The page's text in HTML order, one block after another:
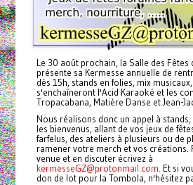
Le 30 août prochain, la Salle des Fêtes
présente sa Kermesse annuelle de
dès 15h, stands en folies, mix
s'enchaîneront l'Acid Karaoké et les
Tropacabana, Matière Danse et Jean-
Nous réalisons donc un appel à
les bienvenus, allant de vos jeux de
farfelus, des ateliers à plusieurs ou de
ramener votre merch et vos créations.
venue et en discuter écrivez à
kermesseGZ@protonmail.com. Et si
don de lot pour la Tombola, n'hésitez